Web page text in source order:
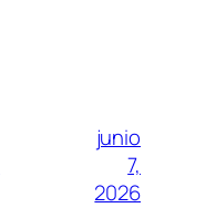
junio
7,
2026